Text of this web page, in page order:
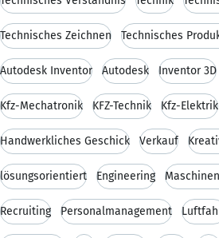
Technisches Zeichnen Technisches
Autodesk Inventor Autodesk Inventor 3D
Kfz-Mechatronik KFZ-Technik Kfz-Elektrik
Handwerkliches Geschick Verkauf
lösungsorientiert Engineering
Recruiting Personalmanagement